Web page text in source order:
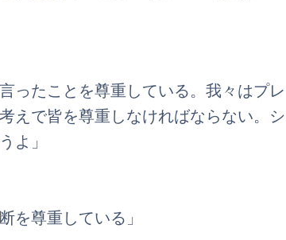
ったことを尊重している。我々はプレ
えで皆を尊重しなければならない。シ
よ」
を尊重している」